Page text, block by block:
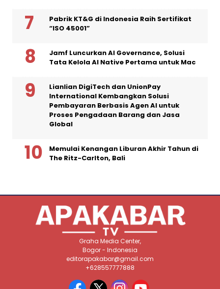
Pabrik KT&G di Indonesia Raih Sertifikat
“ISO 45001”
Jamf Luncurkan AI Governance, Solusi
Tata Kelola AI Native Pertama untuk Mac
Lianlian DigiTech dan UnionPay
International Kembangkan Solusi
Pembayaran Berbasis Agen AI untuk
Proses Pengadaan Barang dan Jasa
Global
Memulai Kenangan Liburan Akhir Tahun di
The Ritz-Carlton, Bali
Graha Media Center,
Bogor - Indonesia
editorapakabar@gmail.com
+628557777888